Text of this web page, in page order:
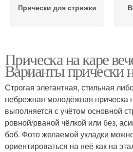
Прически для стрижки
Вечерняя укладка
Прически на длину
Прическа на каре
Варианты прически
Строгая элегантная, стильная
небрежная молодёжная прическа
выполняется с учётом основной
ровной/рваной чёлкой или без,
боб. Фото желаемой укладки
ориентироваться на неё как на